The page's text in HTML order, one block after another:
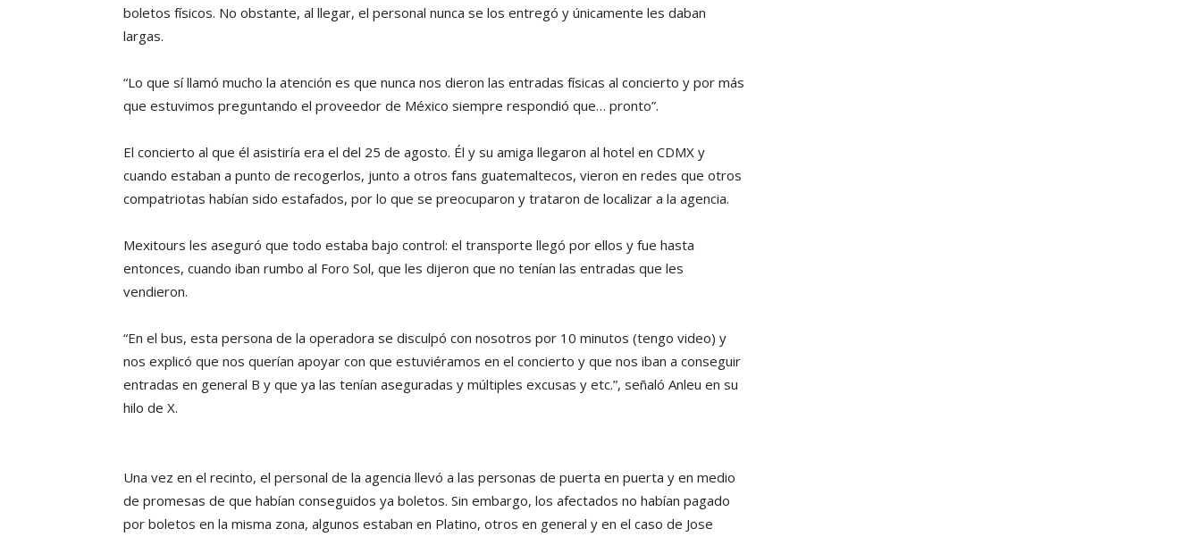
boletos físicos. No obstante, al llegar, el personal nunca se los entregó y únicamente les daban
largas.
“Lo que sí llamó mucho la atención es que nunca nos dieron las entradas físicas al concierto y por más
que estuvimos preguntando el proveedor de México siempre respondió que… pronto”.
El concierto al que él asistiría era el del 25 de agosto. Él y su amiga llegaron al hotel en CDMX y
cuando estaban a punto de recogerlos, junto a otros fans guatemaltecos, vieron en redes que otros
compatriotas habían sido estafados, por lo que se preocuparon y trataron de localizar a la agencia.
Mexitours les aseguró que todo estaba bajo control: el transporte llegó por ellos y fue hasta
entonces, cuando iban rumbo al Foro Sol, que les dijeron que no tenían las entradas que les
vendieron.
“En el bus, esta persona de la operadora se disculpó con nosotros por 10 minutos (tengo video) y
nos explicó que nos querían apoyar con que estuviéramos en el concierto y que nos iban a conseguir
entradas en general B y que ya las tenían aseguradas y múltiples excusas y etc.”, señaló Anleu en su
hilo de X.
Una vez en el recinto, el personal de la agencia llevó a las personas de puerta en puerta y en medio
de promesas de que habían conseguidos ya boletos. Sin embargo, los afectados no habían pagado
por boletos en la misma zona, algunos estaban en Platino, otros en general y en el caso de Jose